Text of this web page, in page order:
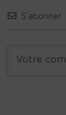
S’abonner